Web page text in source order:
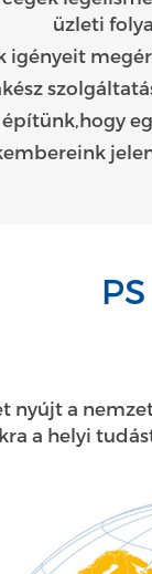
üzleti
igényeit
nyújt a
a helyi